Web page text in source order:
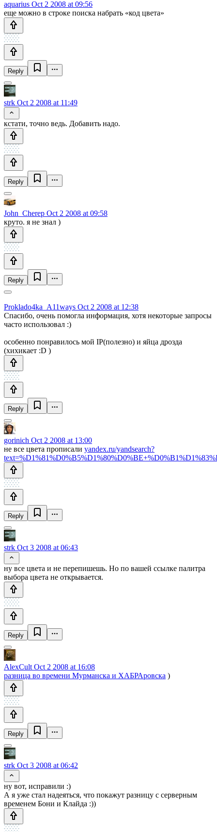
aquarius Oct 2 2008 at 09:56
еще можно в строке поиска набрать «код цвета»
Reply
strk Oct 2 2008 at 11:49
кстати, точно ведь. Добавить надо.
Reply
John_Cherep Oct 2 2008 at 09:58
круто. я не знал )
Reply
Proklado4ka_A11ways Oct 2 2008 at 12:38
Спасибо, очень помогла информация, хотя некоторые запросы
часто использовал :)
особенно понравилось мой IP(полезно) и яйца дрозда
(хихикает :D )
Reply
gorinich Oct 2 2008 at 13:00
не все цвета прописали yandex.ru/yandsearch?
Reply
strk Oct 3 2008 at 06:43
ну все цвета и не перепишешь. Но по вашей ссылке палитра
выбора цвета не открывается.
Reply
AlexCult Oct 2 2008 at 16:08
разница во времени Мурманска и ХАБРАровска )
Reply
strk Oct 3 2008 at 06:42
ну вот, исправили :)
А я уже стал надеяться, что покажут разницу с серверным
временем Бони и Клайда :))